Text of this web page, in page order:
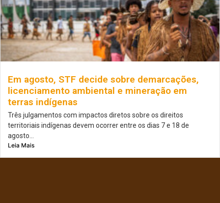
Em agosto, STF decide sobre demarcações,
licenciamento ambiental e mineração em
terras indígenas
Três julgamentos com impactos diretos sobre os direitos
territoriais indígenas devem ocorrer entre os dias 7 e 18 de
agosto...
Leia Mais